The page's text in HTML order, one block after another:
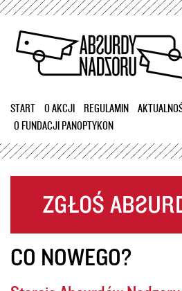
Przejdź
treści
START O AKCJI REGULAMIN
O FUNDACJI PANOPTYKON
CO NOWEGO?